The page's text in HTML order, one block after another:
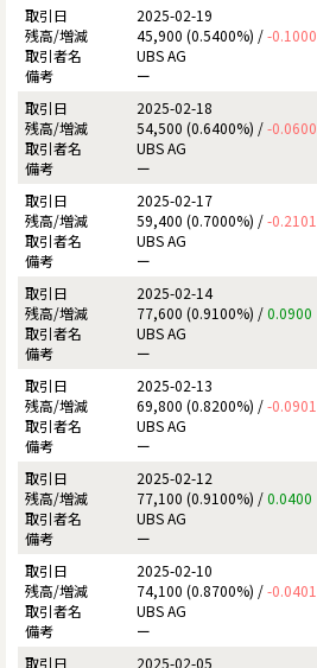
2025-02-19
45,900 (0.5400%) /-0.1000
UBS AG
ー
2025-02-18
54,500 (0.6400%) /-0.0600
UBS AG
ー
2025-02-17
59,400 (0.7000%) /-0.2101
UBS AG
ー
2025-02-14
77,600 (0.9100%) /0.0900
UBS AG
ー
2025-02-13
69,800 (0.8200%) /-0.0901
UBS AG
ー
2025-02-12
77,100 (0.9100%) /0.0400
UBS AG
ー
2025-02-10
74,100 (0.8700%) /-0.0401
UBS AG
ー
2025-02-05